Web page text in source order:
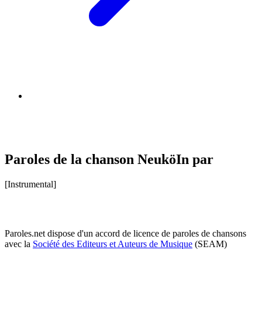
Paroles de la chanson NeuköIn par
[Instrumental]
Paroles.net dispose d'un accord de licence de paroles de chansons
avec la Société des Editeurs et Auteurs de Musique (SEAM)